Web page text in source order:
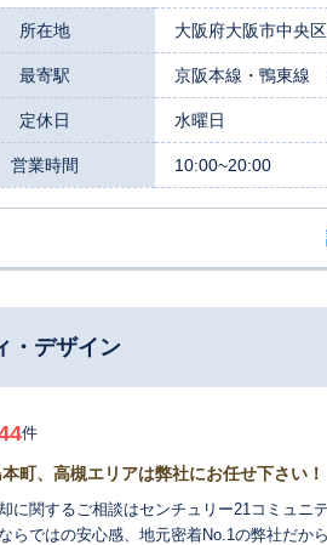
所在地 大阪府大阪市中央
最寄駅 京阪本線・鴨東
定休日 水曜日
営業時間 10:00~20:00
・デザイン
件
町、高槻エリアは弊社にお任せ下さい！
に関するご相談はセンチュリー21コミュニ
らではの安心感、地元密着No.1の弊社だ